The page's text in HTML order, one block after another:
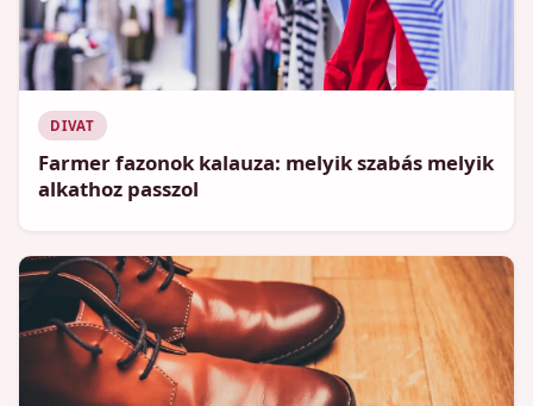
DIVAT
Farmer fazonok kalauza: melyik szabás melyik
alkathoz passzol